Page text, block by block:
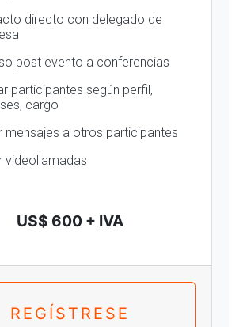
directo con delegado de
post evento a conferencias
participantes según perfil,
cargo
mensajes a otros participantes
videollamadas
US$ 600 + IVA
REGÍSTRESE